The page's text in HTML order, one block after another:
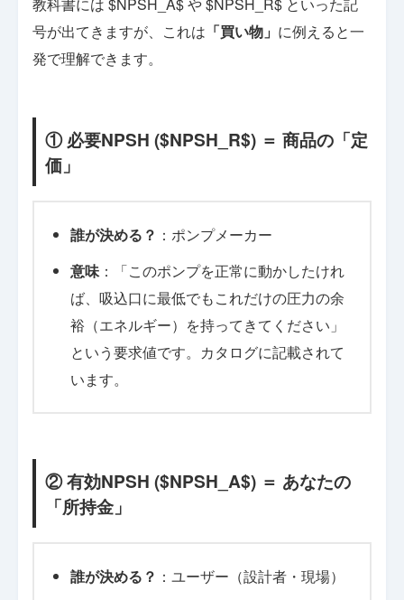
教科書には $NPSH_A$ や $NPSH_R$ といった記
号が出てきますが、これは 「買い物」 に例えると一
発で理解できます。
① 必要NPSH ($NPSH_R$) ＝ 商品の「定
価」
誰が決める？ ：ポンプメーカー
意味：「このポンプを正常に動かしたけれ
ば、吸込口に最低でもこれだけの圧力の余
裕（エネルギー）を持ってきてください」
という要求値です。カタログに記載されて
います。
② 有効NPSH ($NPSH_A$) ＝ あなたの
「所持金」
誰が決める？ ：ユーザー（設計者・現場）